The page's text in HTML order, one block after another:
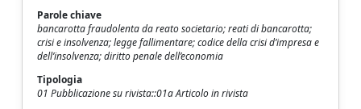
Parole chiave
bancarotta fraudolenta da reato societario; reati di bancarotta;
crisi e insolvenza; legge fallimentare; codice della crisi d’impresa e
dell’insolvenza; diritto penale dell’economia
Tipologia
01 Pubblicazione su rivista::01a Articolo in rivista